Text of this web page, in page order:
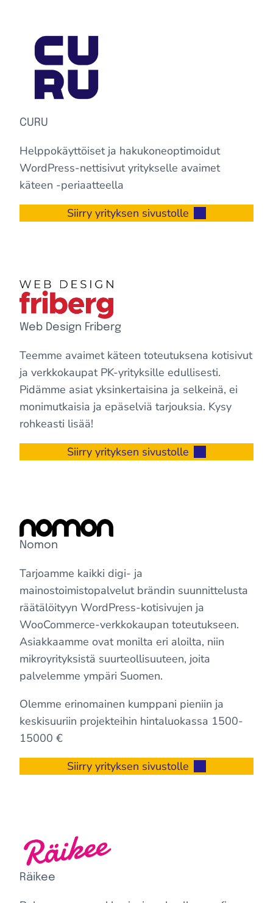
CURU
Helppokäyttöiset ja hakukoneoptimoidut
WordPress-nettisivut yritykselle avaimet
käteen -periaatteella
Siirry yrityksen sivustolle
Web Design Friberg
Teemme avaimet käteen toteutuksena kotisivut
ja verkkokaupat PK-yrityksille edullisesti.
Pidämme asiat yksinkertaisina ja selkeinä, ei
monimutkaisia ja epäselviä tarjouksia. Kysy
rohkeasti lisää!
Siirry yrityksen sivustolle
Nomon
Tarjoamme kaikki digi- ja
mainostoimistopalvelut brändin suunnittelusta
räätälöityyn WordPress-kotisivujen ja
WooCommerce-verkkokaupan toteutukseen.
Asiakkaamme ovat monilta eri aloilta, niin
mikroyrityksistä suurteollisuuteen, joita
palvelemme ympäri Suomen.
Olemme erinomainen kumppani pieniin ja
keskisuuriin projekteihin hintaluokassa 1500-
15000 €
Siirry yrityksen sivustolle
Räikee